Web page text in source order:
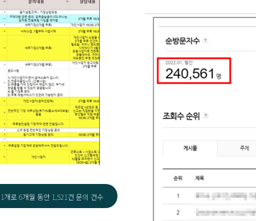
개로 6개월 동안 1,521건 문의 건수